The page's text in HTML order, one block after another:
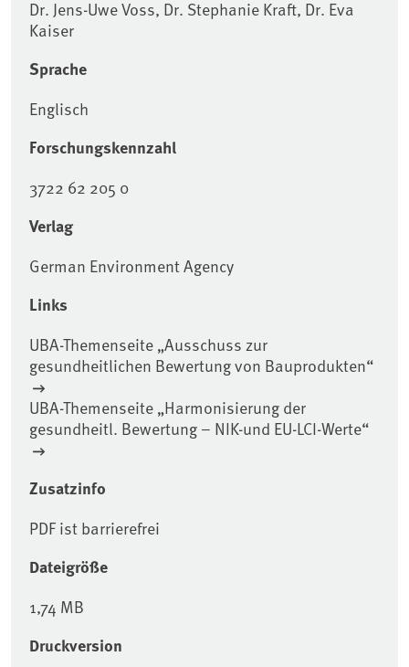
Dr. Jens-Uwe Voss, Dr. Stephanie Kraft, Dr. Eva
Kaiser
Sprache
Englisch
Forschungskennzahl
3722 62 205 0
Verlag
German Environment Agency
Links
UBA-Themenseite „Ausschuss zur
gesundheitlichen Bewertung von Bauprodukten“
UBA-Themenseite „Harmonisierung der
gesundheitl. Bewertung – NIK-und EU-LCI-Werte“
Zusatzinfo
PDF ist barrierefrei
Dateigröße
1,74 MB
Druckversion